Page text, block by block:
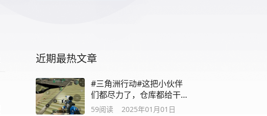
近期最热文章
#三角洲行动#这把小伙伴
们都尽力了，仓库都给干
塌了
59阅读 2025年01月01日